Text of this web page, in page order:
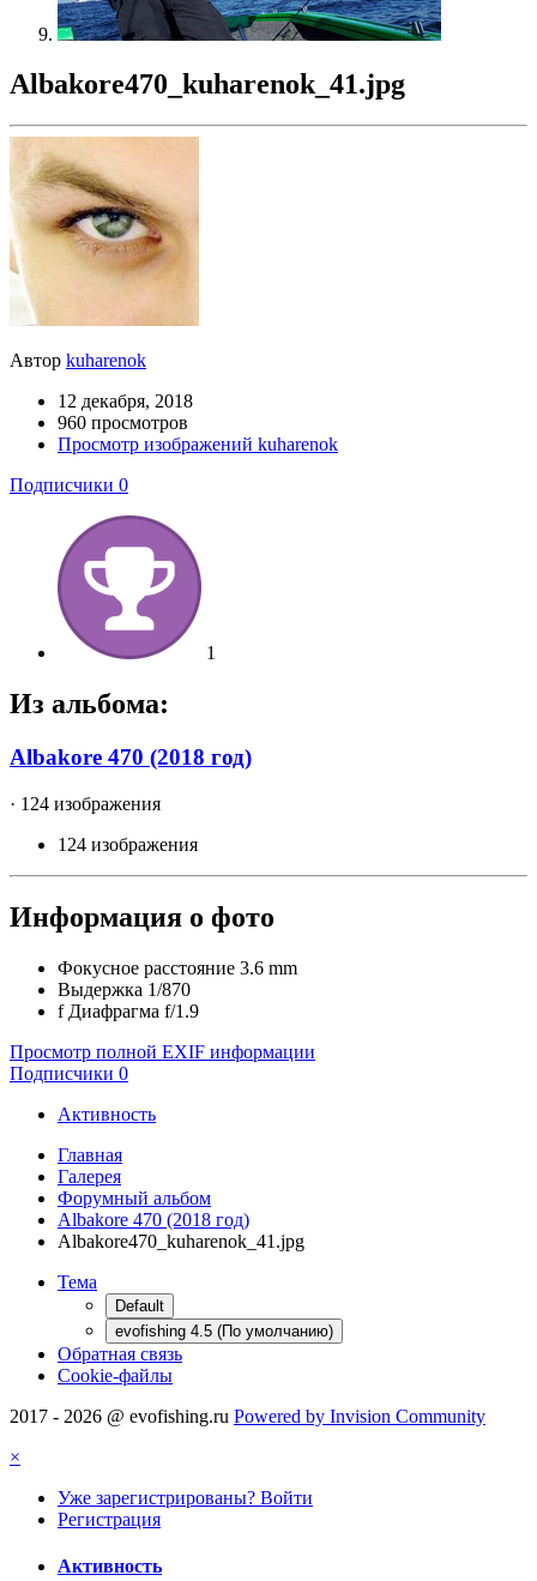
Albakore470_kuharenok_41.jpg
Автор kuharenok
12 декабря, 2018
960 просмотров
Просмотр изображений kuharenok
Подписчики 0
1
Из альбома:
Albakore 470 (2018 год)
· 124 изображения
124 изображения
Информация о фото
Фокусное расстояние 3.6 mm
Выдержка 1/870
f Диафрагма f/1.9
Просмотр полной EXIF информации
Подписчики 0
Активность
Главная
Галерея
Форумный альбом
Albakore 470 (2018 год)
Albakore470_kuharenok_41.jpg
Тема
Default
evofishing 4.5 (По умолчанию)
Обратная связь
Cookie-файлы
2017 - 2026 @ evofishing.ru Powered by Invision Community
×
Уже зарегистрированы? Войти
Регистрация
Активность